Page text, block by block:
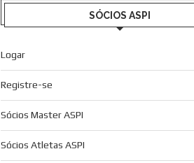
SÓCIOS ASPI
Logar
Registre-se
Sócios Master ASPI
Sócios Atletas ASPI